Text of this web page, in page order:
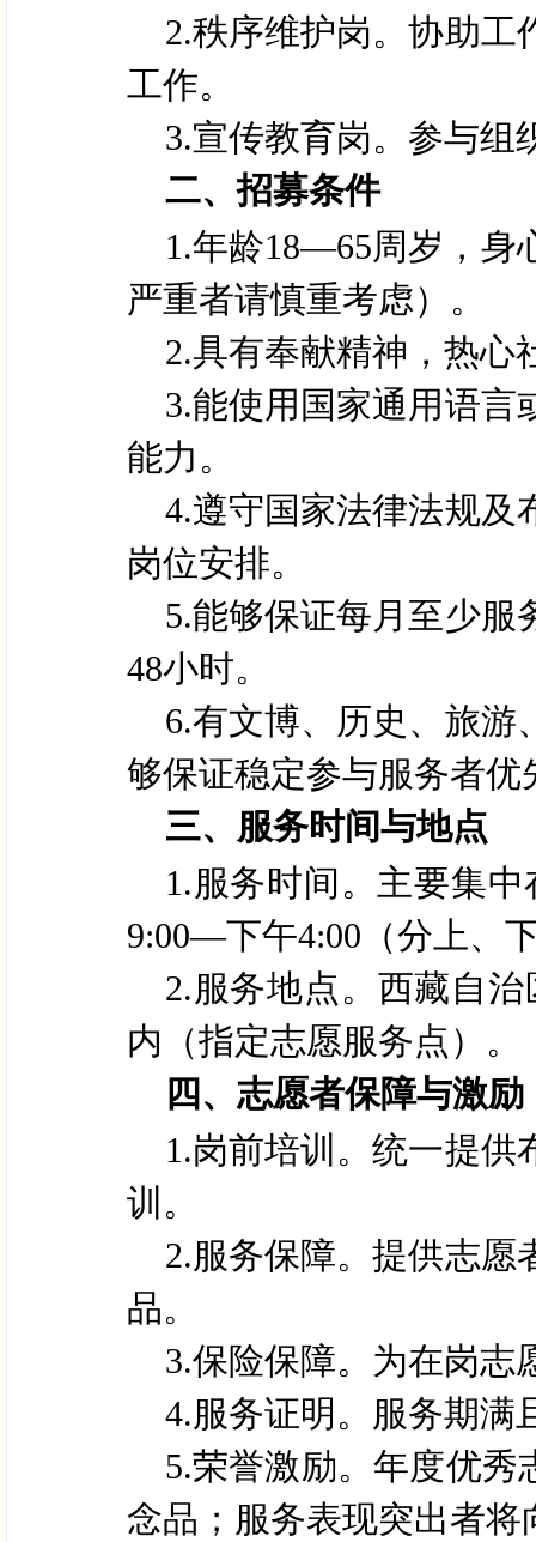
2.秩序维护岗。协助工
工作。
3.宣传教育岗。参与组
二、招募条件
1.年龄18—65周岁，身
严重者请慎重考虑）。
2.具有奉献精神，热心
3.能使用国家通用语言
能力。
4.遵守国家法律法规及
岗位安排。
5.能够保证每月至少服
48小时。
6.有文博、历史、旅游
够保证稳定参与服务者
三、服务时间与地点
1.服务时间。主要集
9:00—下午4:00（分上、
2.服务地点。西藏自
内（指定志愿服务点）。
四、志愿者保障与激励
1.岗前培训。统一提供
训。
2.服务保障。提供志愿
品。
3.保险保障。为在岗志
4.服务证明。服务期满
5.荣誉激励。年度优秀
念品；服务表现突出者